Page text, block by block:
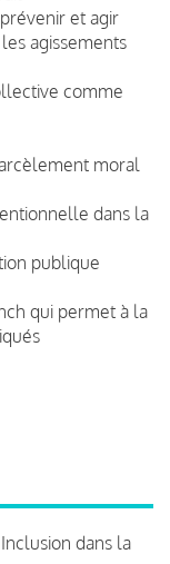
et agir
agissements
comme
moral
dans la
publique
qui permet à la
dans la